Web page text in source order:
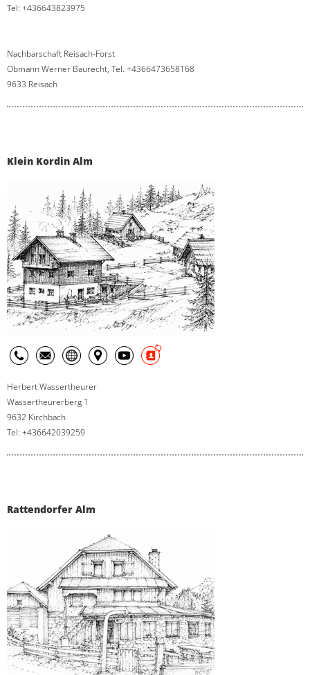
Tel: +436643823975
Nachbarschaft Reisach-Forst
Obmann Werner Baurecht, Tel. +4366473658168
9633 Reisach
Klein Kordin Alm
Herbert Wassertheurer
Wassertheurerberg 1
9632 Kirchbach
Tel: +436642039259
Rattendorfer Alm